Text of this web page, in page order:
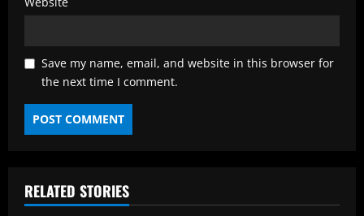
Save my name, email, and website in this browser for
the next time I comment.
RELATED STORIES